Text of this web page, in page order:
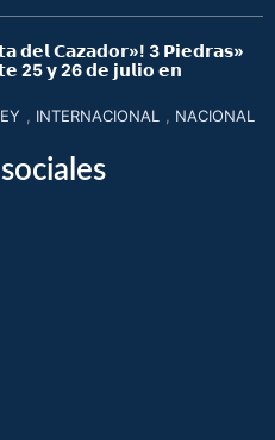
𝗱𝗲𝗹 𝗖𝗮𝘇𝗮𝗱𝗼𝗿»! 3 𝗣𝗶𝗲𝗱𝗿𝗮𝘀»
25 𝘆 26 𝗱𝗲 𝗷𝘂𝗹𝗶𝗼 𝗲𝗻
INTERNACIONAL NACIONAL